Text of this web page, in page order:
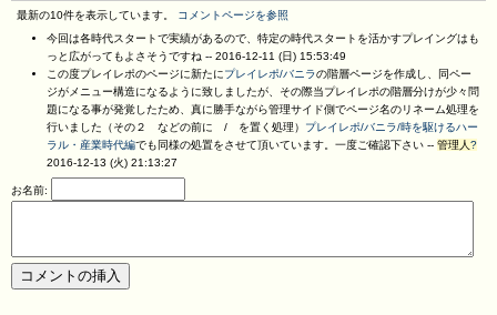
最新の10件を表示しています。 コメントページを参照
今回は各時代スタートで実績があるので、特定の時代スタートを活かすプレイングはも
っと広がってもよさそうですね -- 2016-12-11 (日) 15:53:49
この度プレイレポのページに新たにプレイレポ/バニラの階層ページを作成し、同ペー
ジがメニュー構造になるように致しましたが、その際当プレイレポの階層分けが少々問
題になる事が発覚したため、真に勝手ながら管理サイド側でページ名のリネーム処理を
行いました（その２ などの前に / を置く処理） プレイレポ/バニラ/時を駆けるハー
ラル・産業時代編でも同様の処置をさせて頂いています。一度ご確認下さい -- 管理人?
2016-12-13 (火) 21:13:27
お名前: